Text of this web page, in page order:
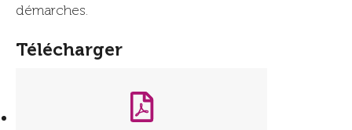
démarches.
Télécharger